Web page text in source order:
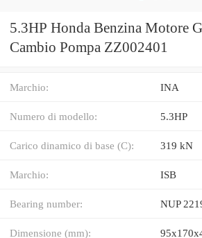
5.3HP Honda Benzina Motore
Cambio Pompa ZZ002401
Marchio: INA
Numero di modello: 5.3HP
Carico dinamico di base (C): 319 kN
Marchio: ISB
Bearing number: NUP
Dimensione (mm):